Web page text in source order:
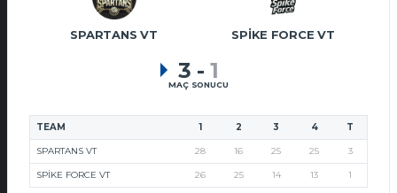
SPARTANS VT SPIKE FORCE VT
3 - 1
MAÇ SONUCU
TEAM 1 2 3 4 T
SPARTANS VT 28 16 25 25 3
SPIKE FORCE VT 26 25 14 13 1